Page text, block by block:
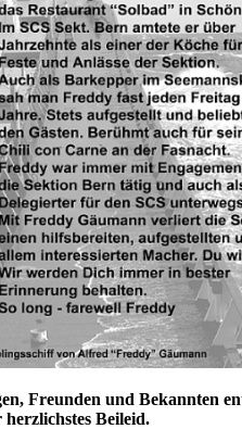
Freunden und Bekannten
herzlichstes Beileid.